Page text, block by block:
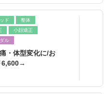
ド
整体
小顔矯正
ル
・体型変化に/お
6,600→